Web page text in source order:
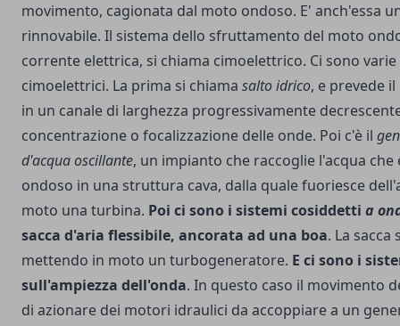
movimento, cagionata dal moto ondoso. E' anch'essa
rinnovabile. Il sistema dello sfruttamento del moto
corrente elettrica, si chiama cimoelettrico. Ci sono
cimoelettrici. La prima si chiama salto idrico, e prevede
in un canale di larghezza progressivamente
concentrazione o focalizzazione delle onde. Poi c'è il
d'acqua oscillante, un impianto che raccoglie l'acqua
ondoso in una struttura cava, dalla quale fuoriesce
moto una turbina. Poi ci sono i sistemi cosiddetti a
sacca d'aria flessibile, ancorata ad una boa. La
mettendo in moto un turbogeneratore. E ci sono i
sull'ampiezza dell'onda. In questo caso il movimento
di azionare dei motori idraulici da accoppiare a un